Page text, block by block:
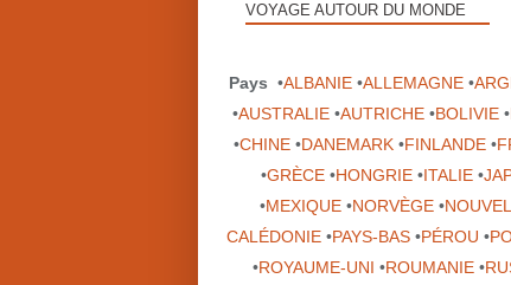
VOYAGE AUTOUR DU MONDE
Pays •ALBANIE•ALLEMAGNE•
•AUSTRALIE•AUTRICHE•BOLIVIE•
•CHINE •DANEMARK •FINLANDE •
•GRÈCE•HONGRIE•ITALIE•
•MEXIQUE •NORVÈGE •
CALÉDONIE •PAYS-BAS •PÉROU •
•ROYAUME-UNI •ROUMANIE •